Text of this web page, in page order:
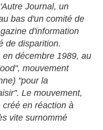
Journal, un
bas d'un comité de
d'information
de disparition.
décembre 1989, au
mouvement
"pour la
Le mouvement,
en réaction à
vite surnommé